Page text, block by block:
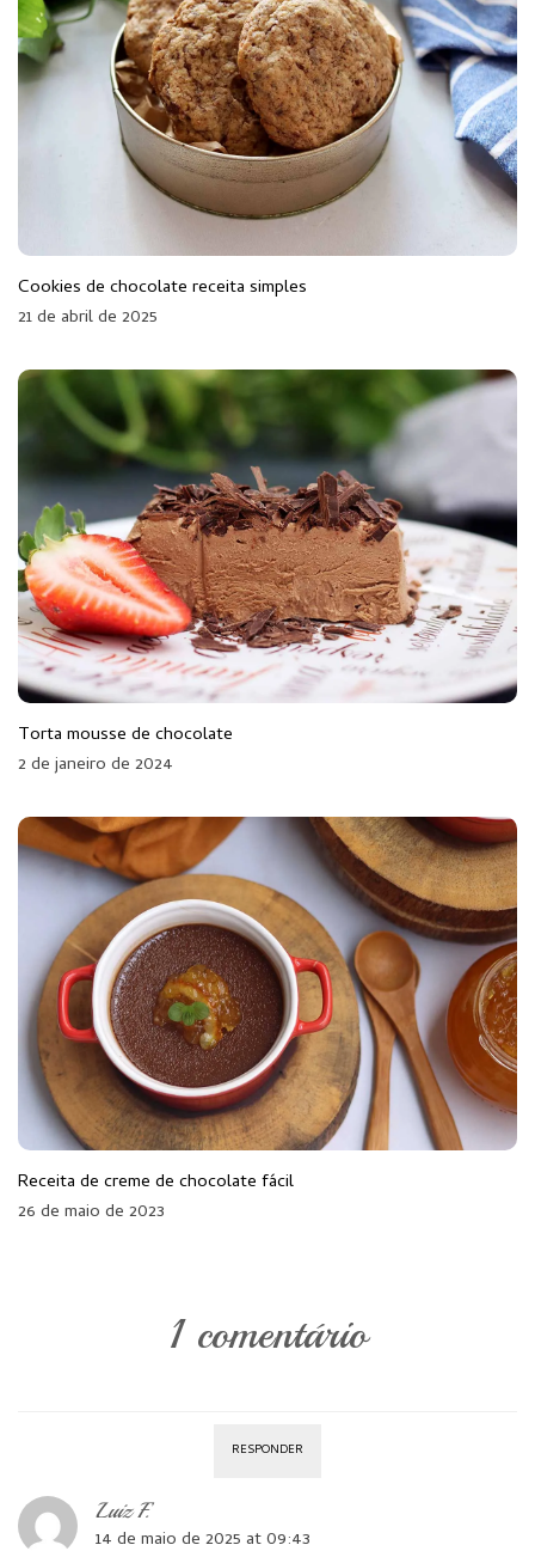
Cookies de chocolate receita simples
21 de abril de 2025
Torta mousse de chocolate
2 de janeiro de 2024
Receita de creme de chocolate fácil
26 de maio de 2023
1 comentário
RESPONDER
Luiz F.
14 de maio de 2025 at 09:43